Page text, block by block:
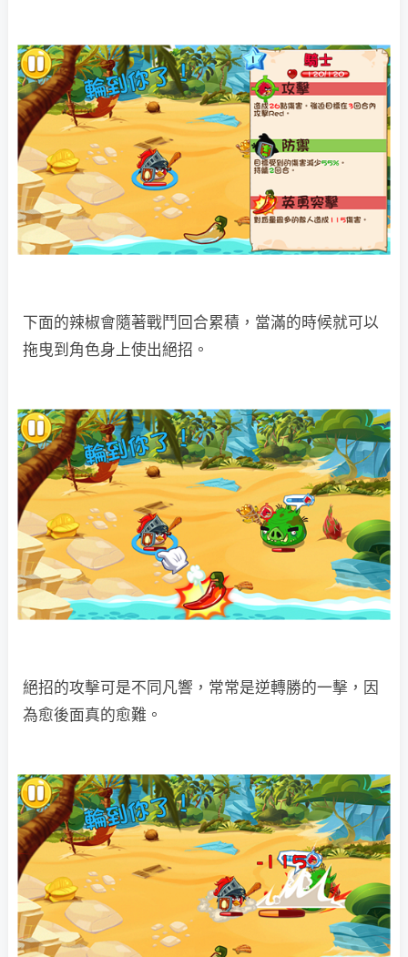
下面的辣椒會隨著戰鬥回合累積，當滿的時候就可以
拖曳到角色身上使出絕招。
絕招的攻擊可是不同凡響，常常是逆轉勝的一擊，因
為愈後面真的愈難。